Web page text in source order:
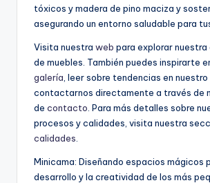
tóxicos y madera de pino maciza y
asegurando un entorno saludable para
Visita nuestra web para explorar nuestra
de muebles. También puedes inspirarte
galería , leer sobre tendencias en nuestro
contactarnos directamente a través de
de contacto . Para más detalles sobre
procesos y calidades, visita nuestra
calidades
Minicama: Diseñando espacios mágicos
desarrollo y la creatividad de los más